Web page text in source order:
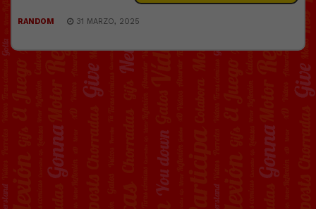
RANDOM 31 MARZO, 2025